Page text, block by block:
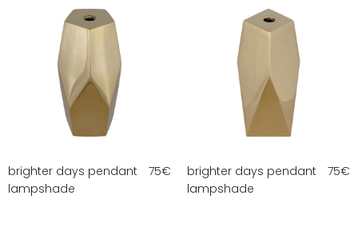
brighter days pendant
lampshade
75€
brighter days pendant
lampshade
75€